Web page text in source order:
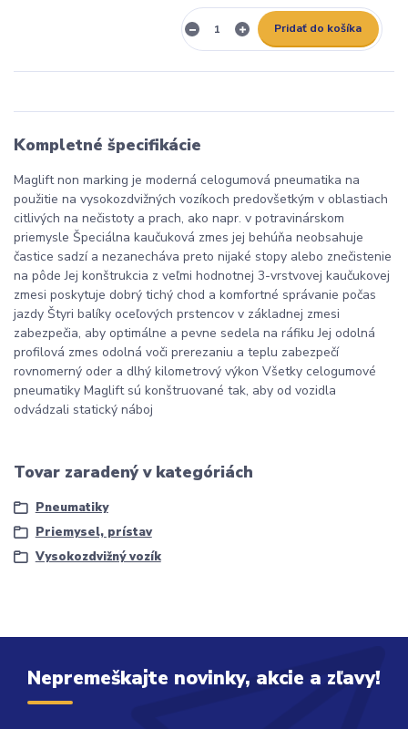
Pridať do košíka
Kompletné špecifikácie
Maglift non marking je moderná celogumová pneumatika na
použitie na vysokozdvižných vozíkoch predovšetkým v oblastiach
citlivých na nečistoty a prach, ako napr. v potravinárskom
priemysle Špeciálna kaučuková zmes jej behúňa neobsahuje
častice sadzí a nezanecháva preto nijaké stopy alebo znečistenie
na pôde Jej konštrukcia z veľmi hodnotnej 3-vrstvovej kaučukovej
zmesi poskytuje dobrý tichý chod a komfortné správanie počas
jazdy Štyri balíky oceľových prstencov v základnej zmesi
zabezpečia, aby optimálne a pevne sedela na ráfiku Jej odolná
profilová zmes odolná voči prerezaniu a teplu zabezpečí
rovnomerný oder a dlhý kilometrový výkon Všetky celogumové
pneumatiky Maglift sú konštruované tak, aby od vozidla
odvádzali statický náboj
Tovar zaradený v kategóriách
Pneumatiky
Priemysel, prístav
Vysokozdvižný vozík
Nepremeškajte novinky, akcie a zľavy!